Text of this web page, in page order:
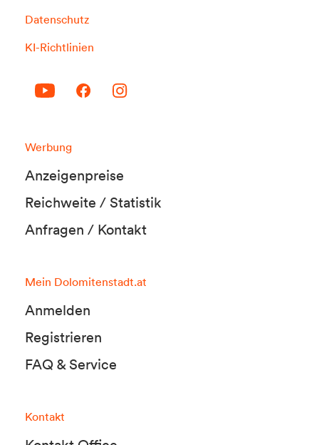
Datenschutz
KI-Richtlinien
Werbung
Anzeigenpreise
Reichweite / Statistik
Anfragen / Kontakt
Mein Dolomitenstadt.at
Anmelden
Registrieren
FAQ & Service
Kontakt